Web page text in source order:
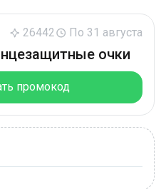
26442 По 31 августа
очки
промокод